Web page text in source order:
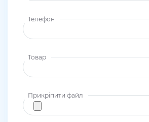
Телефон
Товар
Прикріпити файл